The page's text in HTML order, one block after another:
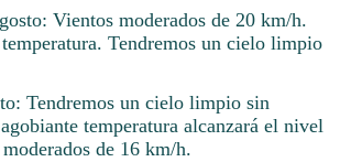
Vientos moderados de 20 km/h.
Tendremos un cielo limpio
Tendremos un cielo limpio sin
temperatura alcanzará el nivel
de 16 km/h.